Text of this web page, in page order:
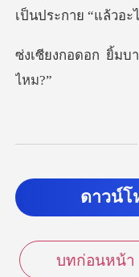
ออกจากระบบ
เป็
ดาวน์โ
บทก่อนหน้า